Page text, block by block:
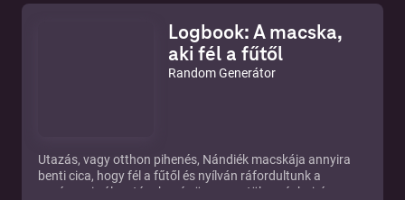
Logbook: A macska,
aki fél a fűtől
Random Generátor
Utazás, vagy otthon pihenés, Nándiék macskája annyira
benti cica, hogy fél a fűtől és nyílván ráfordultunk a
vasárnapi választásokra és összegeztük a véghajrá